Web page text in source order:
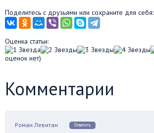
Поделитесь с друзьями или сохраните для себя:
Оценка статьи:
оценок нет)
Комментарии
Роман Левитан Ответить